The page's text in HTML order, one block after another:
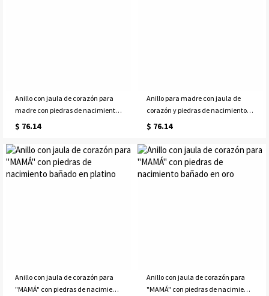
Anillo con jaula de corazón para
madre con piedras de nacimiento
bañado en oro
$ 76.14
Anillo para madre con jaula de
corazón y piedras de nacimiento
en oro rosa
$ 76.14
Anillo con jaula de corazón para
"MAMÁ" con piedras de nacimiento
Anillo con jaula de corazón para
"MAMÁ" con piedras de nacimiento